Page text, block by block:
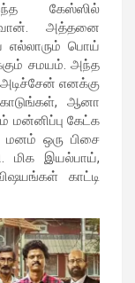
கேஸ்ஸில்
அத்தனை
எல்லாரும் பொய்
சமயம். அந்த
எனக்கு
ஆனா
மன்னிப்பு கேட்க
ஒரு பிசை
மிக இயல்பாய்,
காட்டி